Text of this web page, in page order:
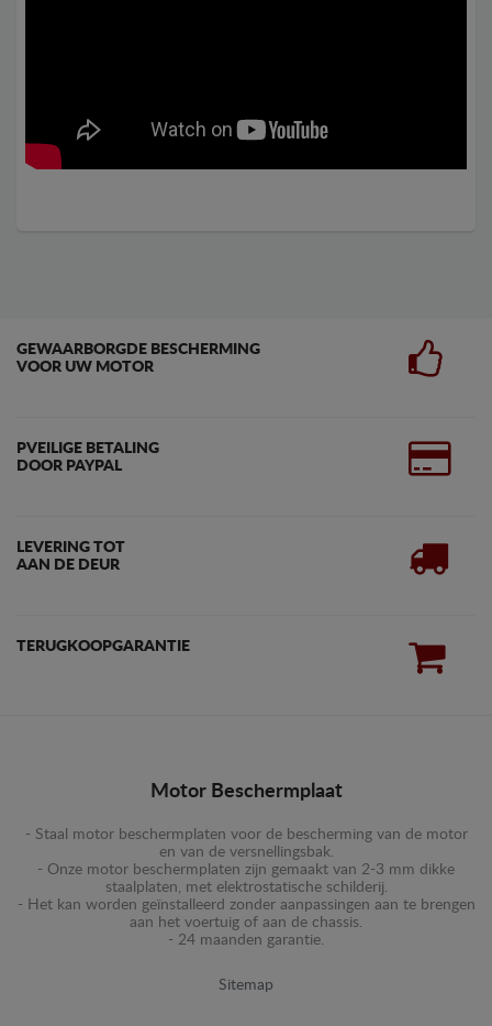
GEWAARBORGDE BESCHERMING
VOOR UW MOTOR
PVEILIGE BETALING
DOOR PAYPAL
LEVERING TOT
AAN DE DEUR
TERUGKOOPGARANTIE
Motor Beschermplaat
- Staal motor beschermplaten voor de bescherming van de motor
en van de versnellingsbak.
- Onze motor beschermplaten zijn gemaakt van 2-3 mm dikke
staalplaten, met elektrostatische schilderij.
- Het kan worden geïnstalleerd zonder aanpassingen aan te brengen
aan het voertuig of aan de chassis.
- 24 maanden garantie.
Sitemap